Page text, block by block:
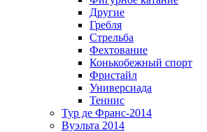
Другие
Гребля
Стрельба
Фехтование
Конькобежный спорт
Фристайл
Универсиада
Теннис
Тур де Франс-2014
Вуэльта 2014